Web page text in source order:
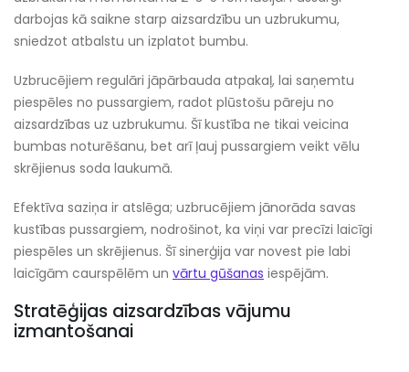
darbojas kā saikne starp aizsardzību un uzbrukumu,
sniedzot atbalstu un izplatot bumbu.
Uzbrucējiem regulāri jāpārbauda atpakaļ, lai saņemtu
piespēles no pussargiem, radot plūstošu pāreju no
aizsardzības uz uzbrukumu. Šī kustība ne tikai veicina
bumbas noturēšanu, bet arī ļauj pussargiem veikt vēlu
skrējienus soda laukumā.
Efektīva saziņa ir atslēga; uzbrucējiem jānorāda savas
kustības pussargiem, nodrošinot, ka viņi var precīzi laicīgi
piespēles un skrējienus. Šī sinerģija var novest pie labi
laicīgām caurspēlēm un vārtu gūšanas iespējām.
Stratēģijas aizsardzības vājumu
izmantošanai